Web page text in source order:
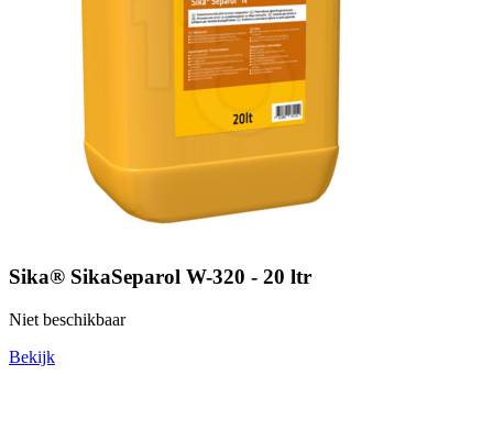
Sika® SikaSeparol W-320 - 20 ltr
Niet beschikbaar
Bekijk